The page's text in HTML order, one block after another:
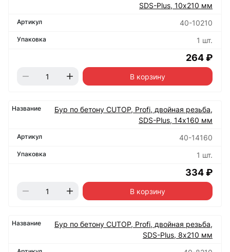
SDS-Plus, 10х210 мм
40-10210
1 шт.
264 ₽
В корзину
Бур по бетону CUTOP, Profi, двойная резьба,
SDS-Plus, 14х160 мм
40-14160
1 шт.
334 ₽
В корзину
Бур по бетону CUTOP, Profi, двойная резьба,
SDS-Plus, 8х210 мм